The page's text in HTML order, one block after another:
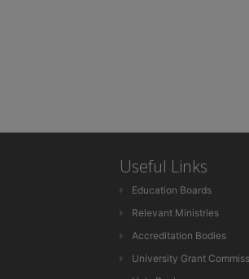
Useful Links
Education Boards
Relevant Ministries
Accreditation Bodies
University Grant